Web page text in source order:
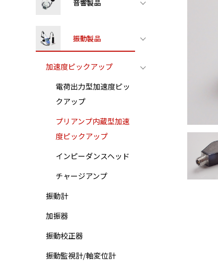
音響製品
振動製品
加速度ピックアップ
電荷出力型加速度ピッ
クアップ
プリアンプ内蔵型加速
度ピックアップ
インピーダンスヘッド
チャージアンプ
振動計
加振器
振動校正器
振動監視計/軸変位計